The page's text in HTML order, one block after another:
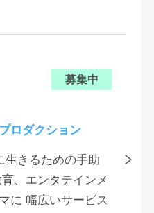
募集中
ロダクション
生きるための手助
、エンタテインメ
に 幅広いサービス